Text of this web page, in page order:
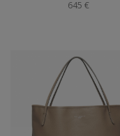
645 €